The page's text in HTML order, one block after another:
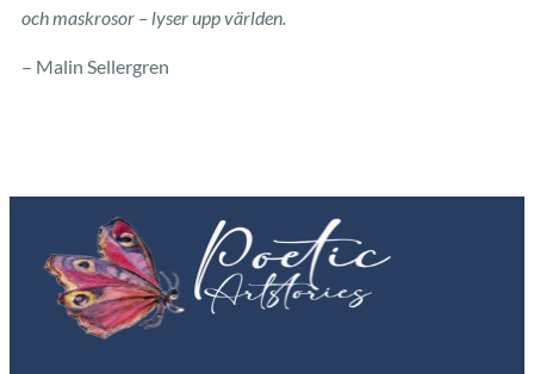
och maskrosor – lyser upp världen.
– Malin Sellergren